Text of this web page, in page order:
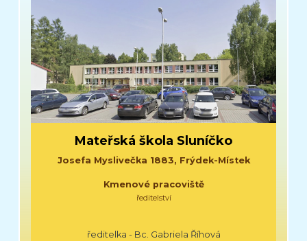
Mateřská škola Sluníčko
Josefa Myslivečka 1883, Frýdek-Místek
Kmenové pracoviště
ředitelství
ředitelka - Bc. Gabriela Říhová